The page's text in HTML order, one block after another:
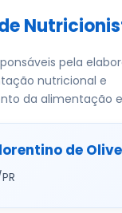
pela
nutricional e
da alimentação
de